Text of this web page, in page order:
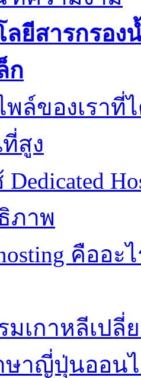
ลยีสารกรอ
ก
พล์ของเรา
สูง
Dedicated
ภาพ
คืออ
มเกาหลีเปลี่
ษาญี่ปุ่นออน